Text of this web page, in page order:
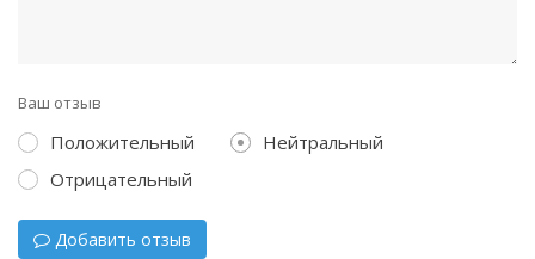
Ваш отзыв
Положительный
Нейтральный
Отрицательный
Добавить отзыв